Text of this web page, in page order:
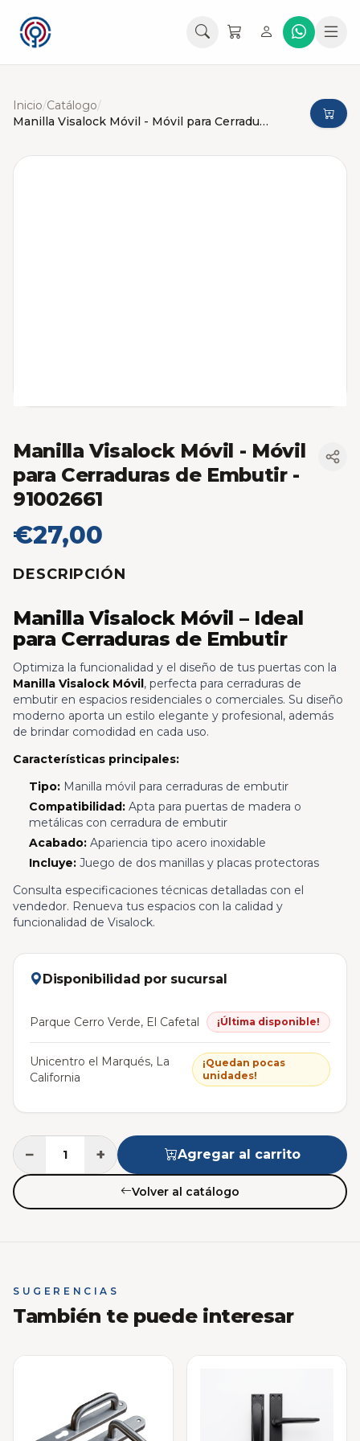
Inicio/Catálogo/
Manilla Visalock Móvil - Móvil para Cerraduras de Embutir
Manilla Visalock Móvil - Móvil
para Cerraduras de Embutir-
91002661
€27,00
DESCRIPCIÓN
Manilla Visalock Móvil – Ideal
para Cerraduras de Embutir
Optimiza la funcionalidad y el diseño de tus puertas con la
Manilla Visalock Móvil, perfecta para cerraduras de
embutir en espacios residenciales o comerciales. Su diseño
moderno aporta un estilo elegante y profesional, además
de brindar comodidad en cada uso.
Características principales:
Tipo:Manilla móvil para cerraduras de embutir
Compatibilidad:Apta para puertas de madera o
metálicas con cerradura de embutir
Acabado:Apariencia tipo acero inoxidable
Incluye:Juego de dos manillas y placas protectoras
Consulta especificaciones técnicas detalladas con el
vendedor. Renueva tus espacios con la calidad y
funcionalidad de Visalock.
Disponibilidad por sucursal
Parque Cerro Verde, El Cafetal ¡Última disponible!
Unicentro el Marqués, La
California
¡Quedan pocas
unidades!
− + Agregar al carrito
Volver al catálogo
SUGERENCIAS
También te puede interesar